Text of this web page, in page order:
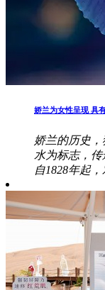
娇兰为女性呈现 具
娇兰的历史
水为标志，传
自1828年起